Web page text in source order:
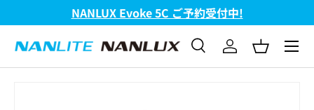
コンテンツへスキップ
NANLUX Evoke 5C ご予約受付中!
検索
検索 ログインバスケッ
メニ